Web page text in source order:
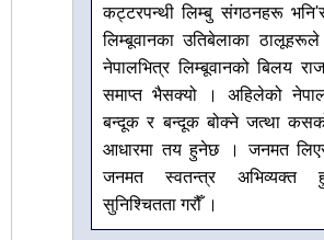
कट्टरपन्थी लिम्बु संगठनहरू
लिम्बूवानका उतिबेलाका
नेपालभित्र लिम्बूवानको बिलय
समाप्त भैसक्यो । अहिलेको
बन्दूक र बन्दूक बोक्ने जत्था
आधारमा तय हुनेछ । जनमत लिएर
जनमत स्वतन्त्र अभिव्यक्त
सुनिश्चितता गरौँ ।